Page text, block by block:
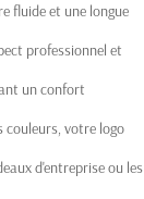
fluide et une longue
professionnel et
un confort
couleurs, votre logo
d'entreprise ou les